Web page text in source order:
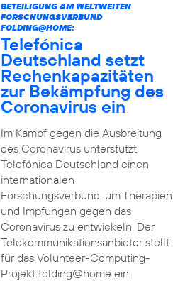
BETEILIGUNG AM WELTWEITEN
FORSCHUNGSVERBUND
FOLDING@HOME:
Telefónica
Deutschland setzt
Rechenkapazitäten
zur Bekämpfung des
Coronavirus ein
Im Kampf gegen die Ausbreitung
des Coronavirus unterstützt
Telefónica Deutschland einen
internationalen
Forschungsverbund, um Therapien
und Impfungen gegen das
Coronavirus zu entwickeln. Der
Telekommunikationsanbieter stellt
für das Volunteer-Computing-
Projekt folding@home ein